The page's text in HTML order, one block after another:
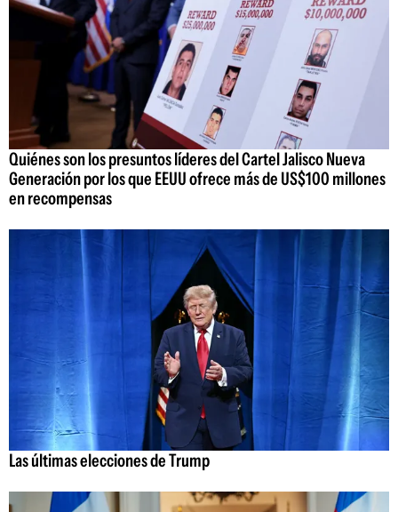
Quiénes son los presuntos líderes del Cartel Jalisco Nueva
Generación por los que EEUU ofrece más de US$100 millones
en recompensas
Las últimas elecciones de Trump